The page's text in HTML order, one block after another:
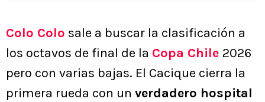
Colo Colo sale a buscar la clasificación a
los octavos de final de la Copa Chile 2026
pero con varias bajas. El Cacique cierra la
primera rueda con un verdadero hospital